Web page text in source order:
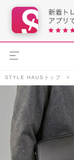
STYLE HAUSトップ